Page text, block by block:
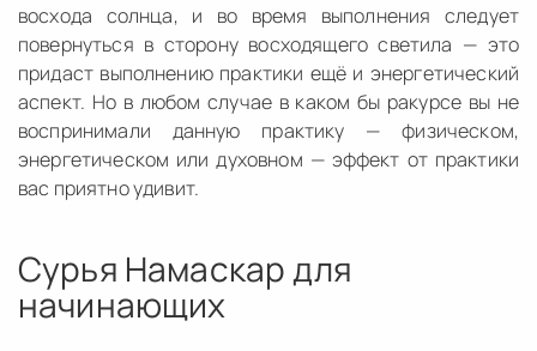
восхода солнца, и во время выполнения следует
повернуться в сторону восходящего светила — это
придаст выполнению практики ещё и энергетический
аспект. Но в любом случае в каком бы ракурсе вы не
воспринимали данную практику — физическом,
энергетическом или духовном — эффект от практики
вас приятно удивит.
Сурья Намаскар для
начинающих